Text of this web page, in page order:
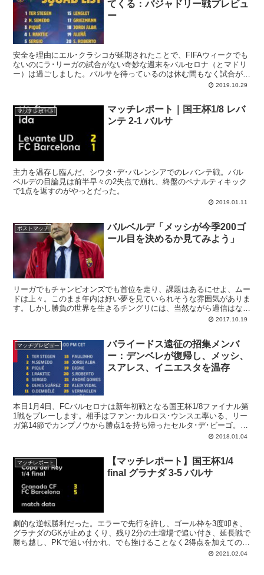
てくる：バジャドリー戦プレビュ
ー
安全を理由にエル･クラシコが延期されたことで、FIFAウィークでも
ないのにラ･リーガの試合がない奇妙な週末をバルセロナ（とマドリ
ー）は過ごしました。バルサを待っているのは休む間もなく試合が連
続する7日間（バジャドリー、レバンテ、スラビア･プラハ）であ
2019.10.29
マッチレポート
マッチレポート｜国王杯1/8 レバ
ンテ 2-1 バルサ
主力を温存し臨んだ、シウタ･デ･バレンシアでのレバンテ戦。バル
ベルデの目論見は前半早々の2失点で崩れ、終盤のペナルティキック
で1点を返すのがやっとだった。
2019.01.11
ポストマッチ
バルベルデ「メッシが今季200ゴ
ール目を決めるか見てみよう」
リーガでもチャンピオンズでも首位を走り、課題はあるにせよ、ムー
ドは上々。このまま年内は好い夢を見ていられそうな雰囲気がありま
す。しかし勝負の世界を生きるチングリには、当然ながら過信はな
い。オリンピアコスに3-1と快勝し、1/8 Final へと大きく前進したあ
2017.10.19
マッチプレビュー
バライードス遠征の招集メンバ
ー：デンベレが復帰し、メッシ、
スアレス、イニエスタを温存
本日1月4日、FCバルセロナは新年初戦となる国王杯1/8ファイナル第
1戦をプレーします。相手はファン･カルロス･ウンスエ率いる、リー
ガ第14節でカンプノウから勝点1を持ち帰ったセルタ･デ･ビーゴ。お
楽しみは9月から戦線離脱していたウスマン･デンベレが招集リスト
2018.01.04
マッチレポート
【マッチレポート】国王杯1/4
final グラナダ 3-5 バルサ
劇的な逆転勝利だった。エラーで先行を許し、ゴール枠を3度叩き、
グラナダのGKが止めまくり、残り2分の土壇場で追い付き、延長戦で
勝ち越し、PKで追い付かれ、でも挫けることなく2得点を加えての勝
利（3-5）―。何シーズンに一度であろう興奮の試合を制し、見事コ
2021.02.04